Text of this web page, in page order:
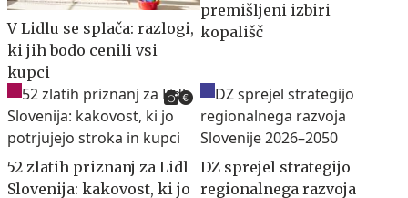
V Lidlu se splača: razlogi,
ki jih bodo cenili vsi
kupci
premišljeni izbiri
kopališč
52 zlatih priznanj za Lidl
Slovenija: kakovost, ki jo
DZ sprejel strategijo
regionalnega razvoja